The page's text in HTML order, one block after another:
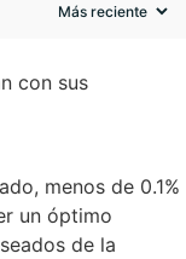
con sus
menos de 0.1%
un óptimo
de la